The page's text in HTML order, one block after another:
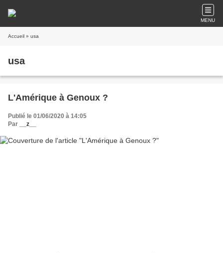
MENU
Accueil » usa
usa
L'Amérique à Genoux ?
Publié le 01/06/2020 à 14:05
Par
__z__